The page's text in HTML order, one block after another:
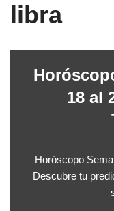
libra
18 al
Horóscopo
Descubre tu